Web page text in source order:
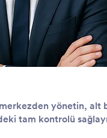
yönetin, alt
tam kontrolü